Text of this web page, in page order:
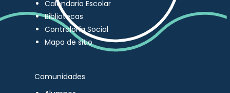
Calendario Escolar
Bibliotecas
Contraloría Social
Mapa de sitio
Comunidades